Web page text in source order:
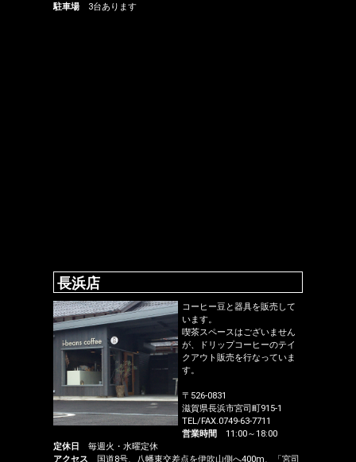
駐車場 3台あります
長浜店
コーヒー豆と器具を販売して
います。
喫茶スペースはございません
が、ドリップコーヒーのテイ
クアウト販売を行なっていま
す。
〒526-0831
滋賀県長浜市宮司町915-1
TEL/FAX.0749-63-7711
営業時間 11:00～18:00
定休日 毎週火・水曜定休
アクセス 国道8号、八幡東交差点を伊吹山側へ400m、「宮司